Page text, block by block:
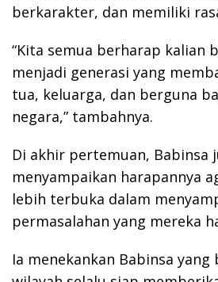
berkarakter, dan memiliki
“Kita semua berharap kalian
menjadi generasi yang
tua, keluarga, dan berguna
negara,” tambahnya.
Di akhir pertemuan, Babinsa
menyampaikan harapannya
lebih terbuka dalam
permasalahan yang mereka
Ia menekankan Babinsa